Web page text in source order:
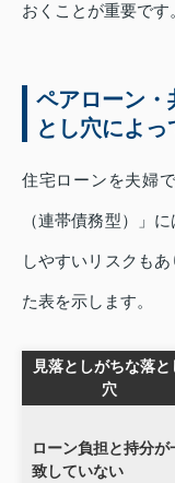
おくことが重要です
ペアローン・
とし穴によ
住宅ローンを夫婦
（連帯債務型）」
しやすいリスクも
た表を示します。
見落としがちな落と
穴
ローン負担と持分が
致していない